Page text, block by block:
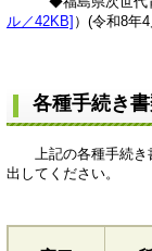
ル／42KB] ）(令和8年
各種手続き
上記の各種手続き
出してください。